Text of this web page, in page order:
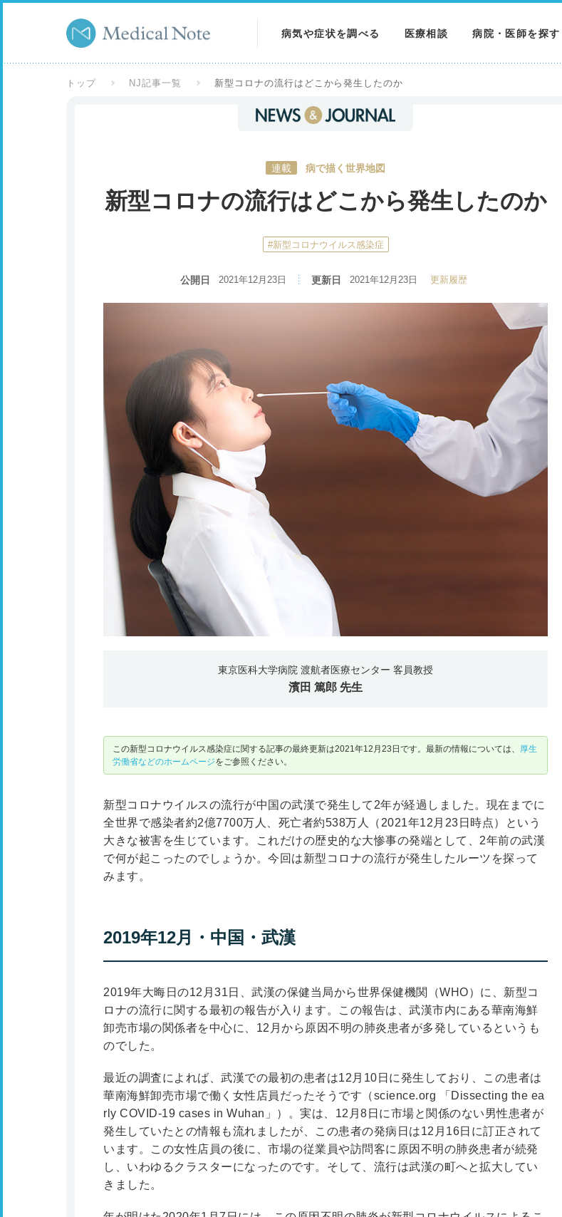
病気や症状を調べる
症状を調べる
医療相談 病院・医師を探す
トップ NJ記事一覧 新型コロナの流行はどこから発生したのか
連載 病で描く世界地図
新型コロナの流行はどこから発生したのか
#新型コロナウイルス感染症
公開日 2021年12月23日 更新日 2021年12月23日 更新履歴
東京医科大学病院 渡航者医療センター 客員教授
濱田 篤郎 先生
この新型コロナウイルス感染症に関する記事の最終更新は2021年12月23日です。最新の情報については、 厚生
労働省などのホームページをご参照ください。
新型コロナウイルスの流行が中国の武漢で発生して2年が経過しました。現在までに
全世界で感染者約2億7700万人、死亡者約538万人（2021年12月23日時点）という
大きな被害を生じています。これだけの歴史的な大惨事の発端として、2年前の武漢
で何が起こったのでしょうか。今回は新型コロナの流行が発生したルーツを探って
みます。
2019年12月・中国・武漢
2019年大晦日の12月31日、武漢の保健当局から世界保健機関（WHO）に、新型コ
ロナの流行に関する最初の報告が入ります。この報告は、武漢市内にある華南海鮮
卸売市場の関係者を中心に、12月から原因不明の肺炎患者が多発しているというも
のでした。
最近の調査によれば、武漢での最初の患者は12月10日に発生しており、この患者は
華南海鮮卸売市場で働く女性店員だったそうです（science.org 「Dissecting the ea
rly COVID-19 cases in Wuhan」）。実は、12月8日に市場と関係のない男性患者が
発生していたとの情報も流れましたが、この患者の発病日は12月16日に訂正されて
います。この女性店員の後に、市場の従業員や訪問客に原因不明の肺炎患者が続発
し、いわゆるクラスターになったのです。そして、流行は武漢の町へと拡大してい
きました。